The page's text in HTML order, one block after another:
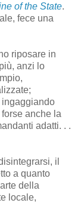
of the State.
fece una
riposare in
anzi lo
anche la
adatti. . .
il
a quanto
della
locale,